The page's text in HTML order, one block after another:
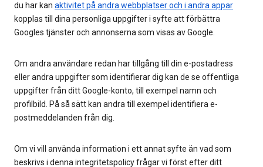
du har kan aktivitet på andra webbplatser och i andra appar
kopplas till dina personliga uppgifter i syfte att förbättra
Googles tjänster och annonserna som visas av Google.
Om andra användare redan har tillgång till din e-postadress
eller andra uppgifter som identifierar dig kan de se offentliga
uppgifter från ditt Google-konto, till exempel namn och
profilbild. På så sätt kan andra till exempel identifiera e-
postmeddelanden från dig.
Om vi vill använda information i ett annat syfte än vad som
beskrivs i denna integritetspolicy frågar vi först efter ditt